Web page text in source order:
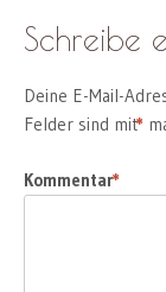
Schreibe
Deine E-Mail-
Felder sind mit
*
Kommentar
*